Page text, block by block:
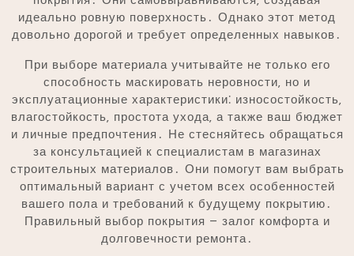
идеально ровную поверхность․ Однако этот метод
довольно дорогой и требует определенных навыков․
При выборе материала учитывайте не только его
способность маскировать неровности‚ но и
эксплуатационные характеристики⁚ износостойкость‚
влагостойкость‚ простота ухода‚ а также ваш бюджет
и личные предпочтения․ Не стесняйтесь обращаться
за консультацией к специалистам в магазинах
строительных материалов․ Они помогут вам выбрать
оптимальный вариант с учетом всех особенностей
вашего пола и требований к будущему покрытию․
Правильный выбор покрытия – залог комфорта и
долговечности ремонта․